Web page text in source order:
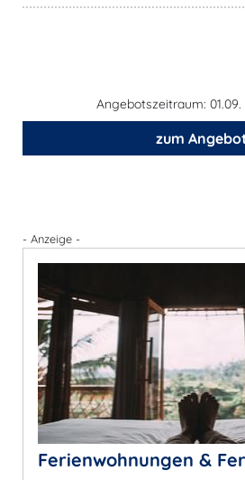
Angebotszeitraum: 01.09.
zum
- Anzeige -
Ferienwohnungen &